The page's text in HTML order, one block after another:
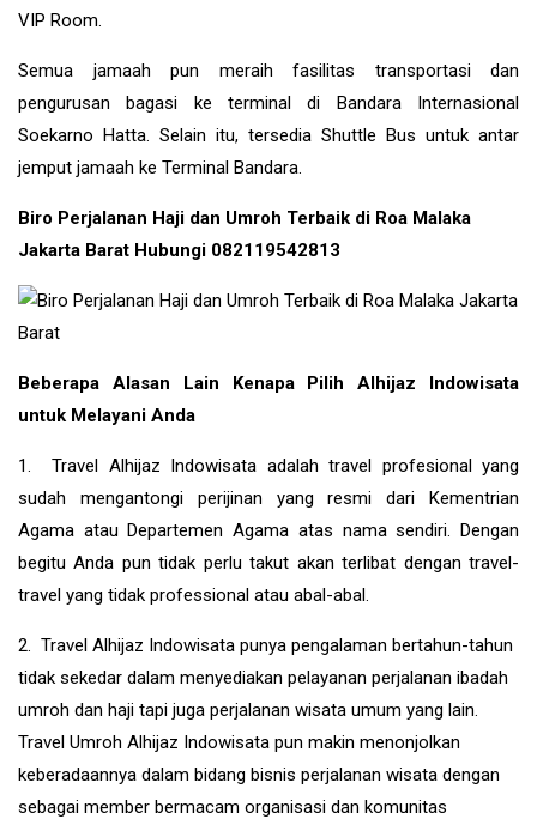
VIP Room.
Semua jamaah pun meraih fasilitas transportasi dan
pengurusan bagasi ke terminal di Bandara Internasional
Soekarno Hatta. Selain itu, tersedia Shuttle Bus untuk antar
jemput jamaah ke Terminal Bandara.
Biro Perjalanan Haji dan Umroh Terbaik di Roa Malaka
Jakarta Barat Hubungi 082119542813
Beberapa Alasan Lain Kenapa Pilih Alhijaz Indowisata
untuk Melayani Anda
1. Travel Alhijaz Indowisata adalah travel profesional yang
sudah mengantongi perijinan yang resmi dari Kementrian
Agama atau Departemen Agama atas nama sendiri. Dengan
begitu Anda pun tidak perlu takut akan terlibat dengan travel-
travel yang tidak professional atau abal-abal.
2. Travel Alhijaz Indowisata punya pengalaman bertahun-tahun
tidak sekedar dalam menyediakan pelayanan perjalanan ibadah
umroh dan haji tapi juga perjalanan wisata umum yang lain.
Travel Umroh Alhijaz Indowisata pun makin menonjolkan
keberadaannya dalam bidang bisnis perjalanan wisata dengan
sebagai member bermacam organisasi dan komunitas